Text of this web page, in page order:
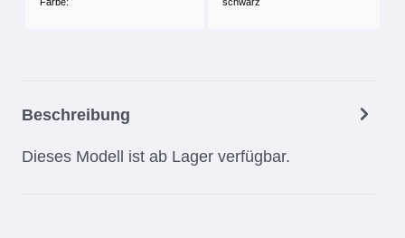
Beschreibung
Dieses Modell ist ab Lager verfügbar.